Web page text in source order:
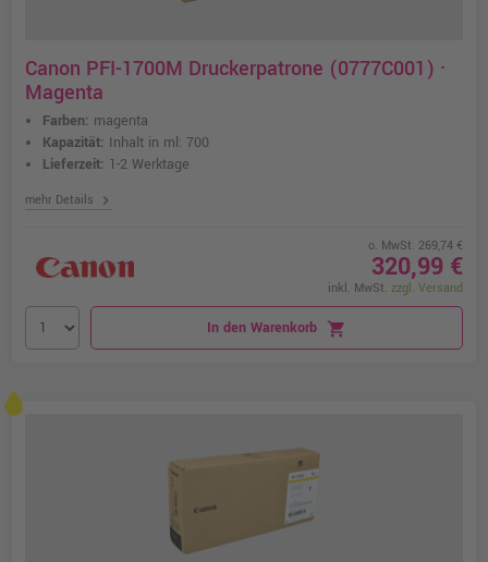
Canon PFI-1700M Druckerpatrone (0777C001) ·
Magenta
Farben: magenta
Kapazität: Inhalt in ml: 700
Lieferzeit: 1-2 Werktage
mehr Details chevron_right
o. MwSt. 269,74 €
320,99 €
inkl. MwSt. zzgl. Versand
In den Warenkorb shopping_cart